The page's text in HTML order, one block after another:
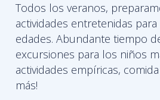
Todos los veranos,
actividades entretenidas
edades. Abundante tiempo
excursiones para los niños
actividades empíricas,
más!